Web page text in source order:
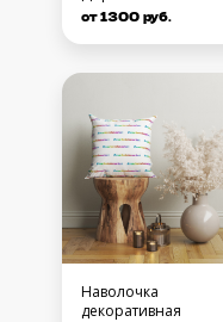
от 1300 руб.
Наволочка
декоративная